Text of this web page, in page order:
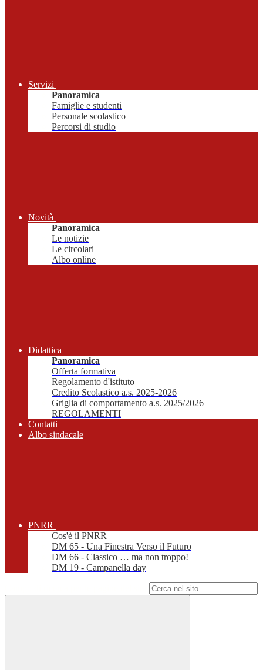
Servizi
Panoramica
Famiglie e studenti
Personale scolastico
Percorsi di studio
Novità
Panoramica
Le notizie
Le circolari
Albo online
Didattica
Panoramica
Offerta formativa
Regolamento d'istituto
Credito Scolastico a.s. 2025-2026
Griglia di comportamento a.s. 2025/2026
REGOLAMENTI
Contatti
Albo sindacale
PNRR
Cos'è il PNRR
DM 65 - Una Finestra Verso il Futuro
DM 66 - Classico … ma non troppo!
DM 19 - Campanella day